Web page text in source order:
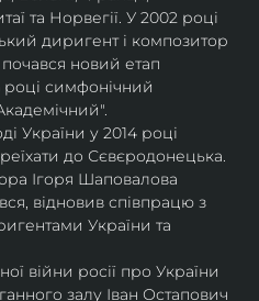
та Норвегії. У 2002 році
диригент і композитор
новий етап
році симфонічний
України у 2014 році
до Сєвєродонецька.
Ігоря Шаповалова
відновив співпрацю з
України та
війни росії про України
залу Іван Остапович